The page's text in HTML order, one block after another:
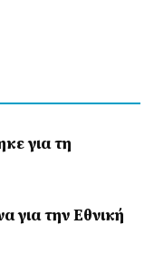
για τη
για την Εθνική